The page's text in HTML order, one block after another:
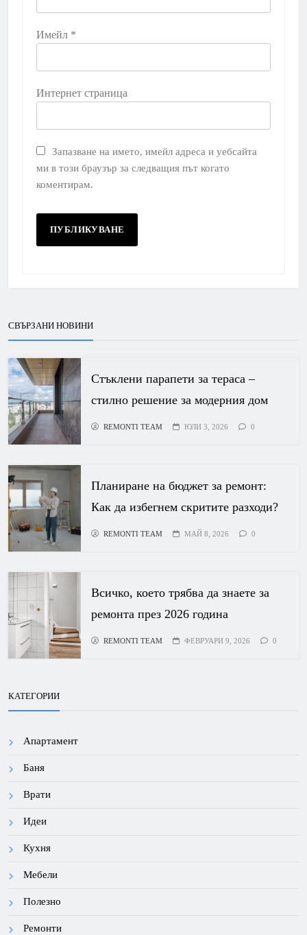
Имейл *
Интернет страница
Запазване на името, имейл адреса и уебсайта
ми в този браузър за следващия път когато
коментирам.
СВЪРЗАНИ НОВИНИ
Стъклени парапети за тераса –
стилно решение за модерния дом
REMONTI TEAM ЮЛИ 3, 2026 0
Планиране на бюджет за ремонт:
Как да избегнем скритите разходи?
REMONTI TEAM МАЙ 8, 2026 0
Всичко, което трябва да знаете за
ремонта през 2026 година
REMONTI TEAM ФЕВРУАРИ 9, 2026 0
КАТЕГОРИИ
Апартамент
Баня
Врати
Идеи
Кухня
Мебели
Полезно
Ремонти